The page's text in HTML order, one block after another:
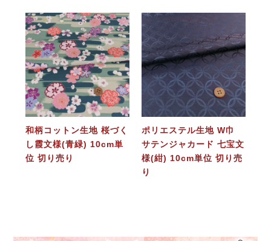
和柄コットン生地 桜づく
し霞文様(青緑) 10cm単
位 切り売り
ポリエステル生地 W巾
サテンジャカード 七宝文
様(紺) 10cm単位 切り売
り